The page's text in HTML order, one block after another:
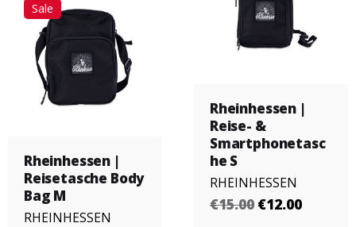
Rheinhessen |
Reise- &
Smartphonetasc
he S
RHEINHESSEN
€15.00 €12.00
Sale
Rheinhessen |
Reisetasche Body
Bag M
RHEINHESSEN